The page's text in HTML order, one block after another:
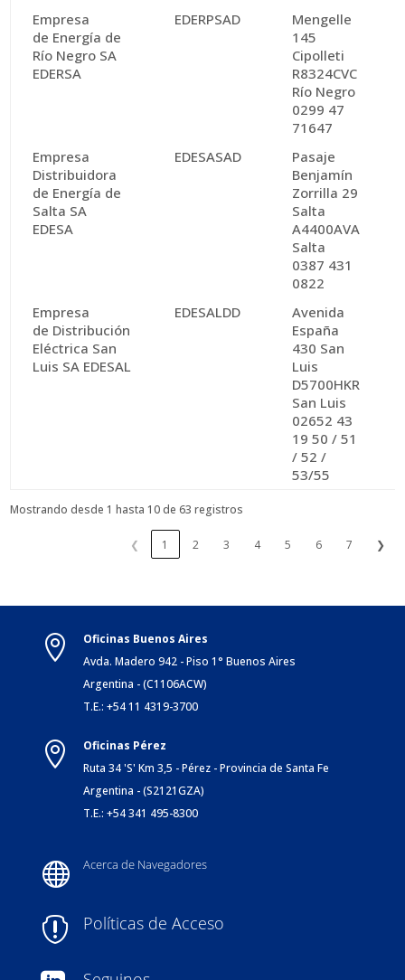
Empresa
de Energía de
Río Negro SA
EDERSA
EDERPSAD
Mengelle
145
Cipolleti
R8324CVC
Río Negro
0299 47
71647
Empresa
Distribuidora
de Energía de
Salta SA
EDESA
EDESASAD
Pasaje
Benjamín
Zorrilla 29
Salta
A4400AVA
Salta
0387 431
0822
Empresa
de Distribución
Eléctrica San
Luis SA EDESAL
EDESALDD
Avenida
España
430 San
Luis
D5700HKR
San Luis
02652 43
19 50 / 51
/ 52 /
53/55
Mostrando desde 1 hasta 10 de 63 registros
❮ 1 2 3 4 5 6 7 ❯

Oficinas Buenos Aires
Avda. Madero 942 - Piso 1° Buenos Aires
Argentina - (C1106ACW)
T.E.: +54 11 4319-3700

Oficinas Pérez
Ruta 34 'S' Km 3,5 - Pérez - Provincia de Santa Fe
Argentina - (S2121GZA)
T.E.: +54 341 495-8300
 Acerca de Navegadores
 Políticas de Acceso